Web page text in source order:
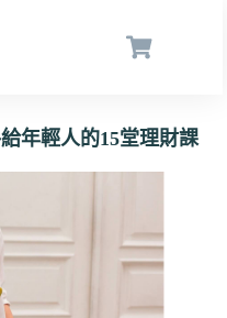
年輕人的15堂理財課